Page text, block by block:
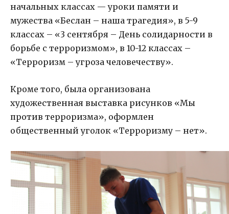
начальных классах — уроки памяти и
мужества «Беслан – наша трагедия», в 5-9
классах – «3 сентября – День солидарности в
борьбе с терроризмом», в 10-12 классах –
«Терроризм – угроза человечеству».
Кроме того, была организована
художественная выставка рисунков «Мы
против терроризма», оформлен
общественный уголок «Терроризму – нет».